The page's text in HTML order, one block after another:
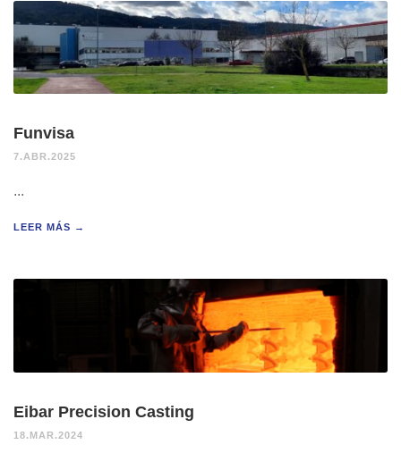
Funvisa
7.ABR.2025
...
LEER MÁS →
Eibar Precision Casting
18.MAR.2024